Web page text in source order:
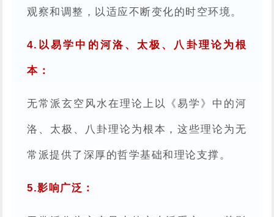
观察和调整，以适应不断变化的时空环境。
4.以易学中的河洛、太极、八卦理论为根
本：
无常派玄空风水在理论上以《易学》中的河
洛、太极、八卦理论为根本，这些理论为无
常派提供了深厚的哲学基础和理论支撑。
5.影响广泛：